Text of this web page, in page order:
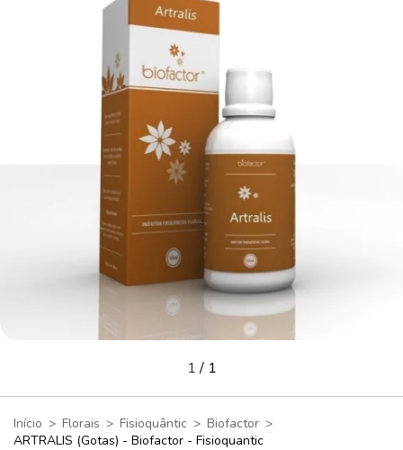
1/ 1
Início > Florais > Fisioquântic > Biofactor >
ARTRALIS (Gotas) - Biofactor - Fisioquantic